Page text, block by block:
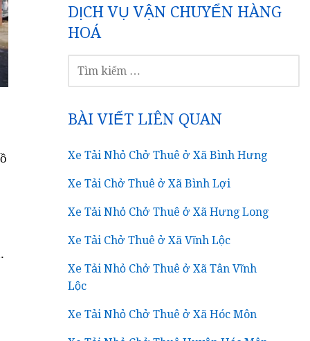
DỊCH VỤ VẬN CHUYỂN HÀNG
HOÁ
KIẾM
BÀI VIẾT LIÊN QUAN
Xe Tải Nhỏ Chở Thuê ở Xã Bình Hưng
Xe Tải Chở Thuê ở Xã Bình Lợi
Xe Tải Nhỏ Chở Thuê ở Xã Hưng Long
Xe Tải Chở Thuê ở Xã Vĩnh Lộc
Xe Tải Nhỏ Chở Thuê ở Xã Tân Vĩnh
Lộc
Xe Tải Nhỏ Chở Thuê ở Xã Hóc Môn